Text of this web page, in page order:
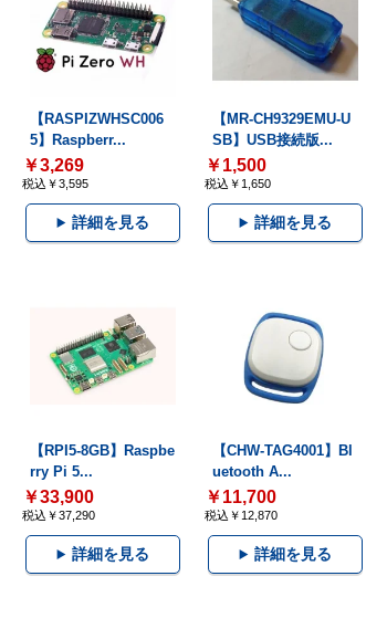
【RASPIZWHSC006
5】Raspberr...
￥3,269
税込￥3,595
詳細を見る
【MR-CH9329EMU-U
SB】USB接続版...
￥1,500
税込￥1,650
詳細を見る
【RPI5-8GB】Raspbe
rry Pi 5...
￥33,900
税込￥37,290
詳細を見る
【CHW-TAG4001】Bl
uetooth A...
￥11,700
税込￥12,870
詳細を見る